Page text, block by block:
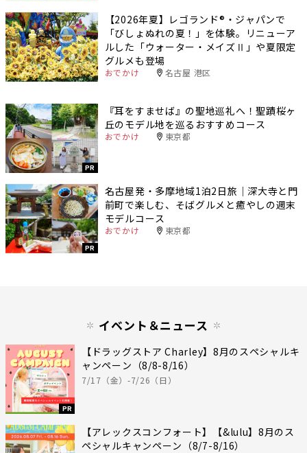
【2026年夏】レゴランド®・ジャパンで
「びしょぬれの夏！」を体験。リニューア
ルした「ウォーター・メイズⅡ」や夏限定
グルメも登場
おでかけ 名古屋 港区
PR
『耳をすませば』の聖地巡礼へ！聖蹟桜ヶ
丘のモデル地を巡るおすすめコース
おでかけ 東京都
PR
名古屋発・多摩地域1泊2日旅｜深大寺と門
前町で楽しむ、そばグルメと癒やしの週末
モデルコース
おでかけ 東京都
イベント＆ニュース
PR
【ドラッグストア Charley】8月のスペシャルキ
ャンペーン（8/8-8/16）
7/17（金）-7/26（日）
【アレックスコンフォート】【&lulu】8月のス
ペシャルキャンペーン（8/7-8/16）